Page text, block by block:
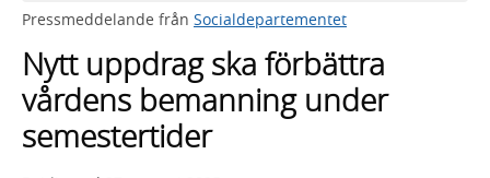
lista
med
sökförslag
Pressmeddelande från Socialdepartementet
Nytt uppdrag ska förbättra
vårdens bemanning under
semestertider